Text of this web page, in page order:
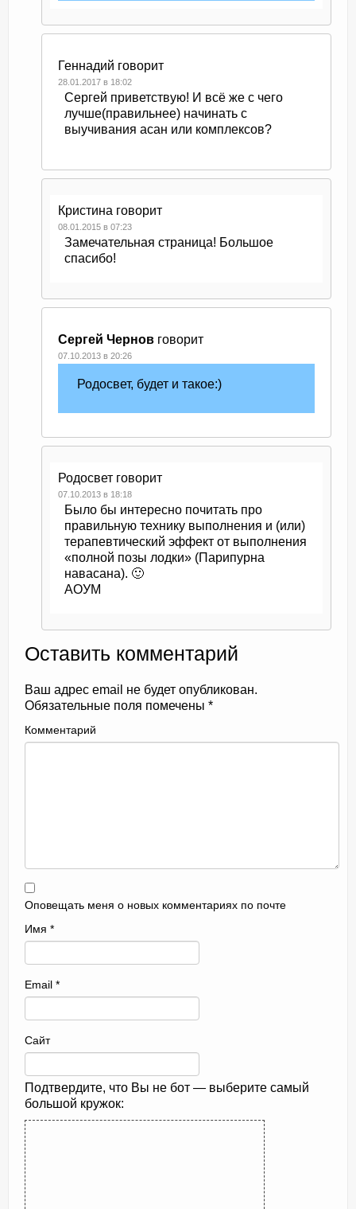
Геннадий говорит
28.01.2017 в 18:02
Сергей приветствую! И всё же с чего
лучше(правильнее) начинать с
выучивания асан или комплексов?
Кристина говорит
08.01.2015 в 07:23
Замечательная страница! Большое
спасибо!
Сергей Чернов говорит
07.10.2013 в 20:26
Родосвет, будет и такое:)
Родосвет говорит
07.10.2013 в 18:18
Было бы интересно почитать про
правильную технику выполнения и (или)
терапевтический эффект от выполнения
«полной позы лодки» (Парипурна
навасана). 🙂
АОУМ
Оставить комментарий
Ваш адрес email не будет опубликован.
Обязательные поля помечены *
Комментарий
Оповещать меня о новых комментариях по почте
Имя *
Email *
Сайт
Подтвердите, что Вы не бот — выберите самый
большой кружок: